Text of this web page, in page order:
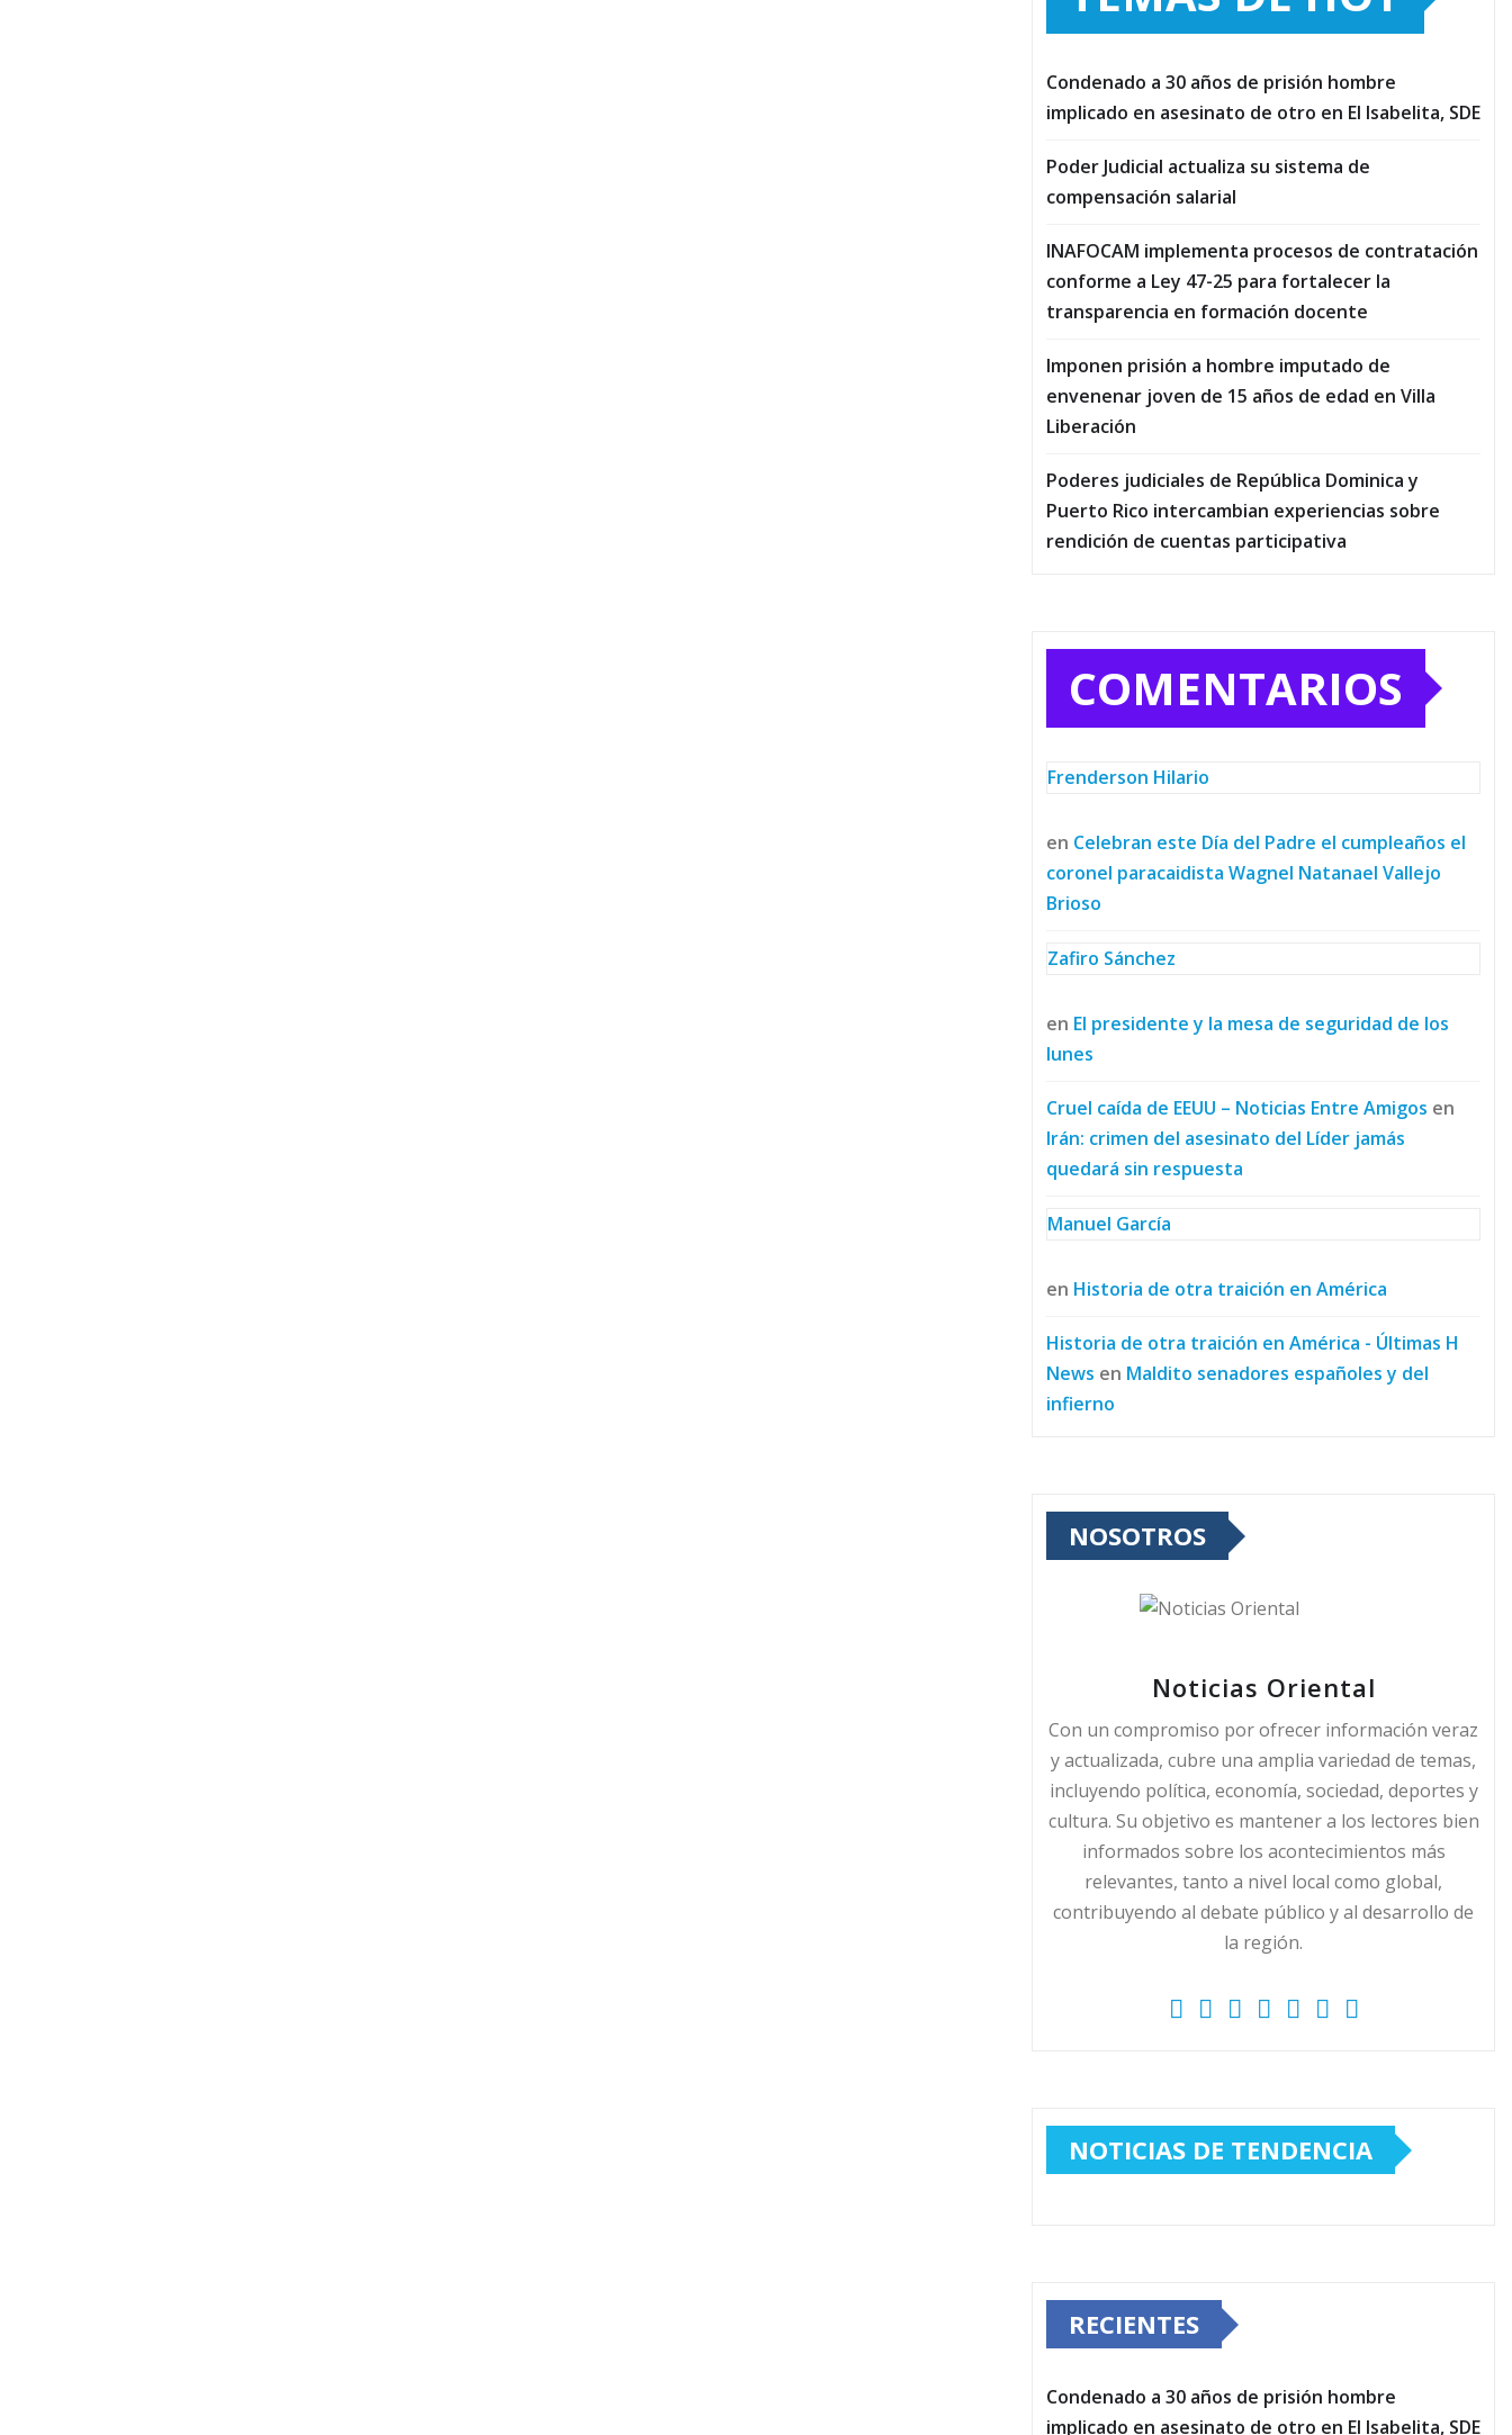
Condenado a 30 años de prisión hombre
implicado en asesinato de otro en El Isabelita, SDE
Poder Judicial actualiza su sistema de
compensación salarial
INAFOCAM implementa procesos de contratación
conforme a Ley 47-25 para fortalecer la
transparencia en formación docente
Imponen prisión a hombre imputado de
envenenar joven de 15 años de edad en Villa
Liberación
Poderes judiciales de República Dominica y
Puerto Rico intercambian experiencias sobre
rendición de cuentas participativa
COMENTARIOS
Frenderson Hilario
en Celebran este Día del Padre el cumpleaños el
coronel paracaidista Wagnel Natanael Vallejo
Brioso
Zafiro Sánchez
en El presidente y la mesa de seguridad de los
lunes
Cruel caída de EEUU – Noticias Entre Amigos en
Irán: crimen del asesinato del Líder jamás
quedará sin respuesta
Manuel García
en Historia de otra traición en América
Historia de otra traición en América - Últimas H
News en Maldito senadores españoles y del
infierno
NOSOTROS
Noticias Oriental
Con un compromiso por ofrecer información veraz
y actualizada, cubre una amplia variedad de temas,
incluyendo política, economía, sociedad, deportes y
cultura. Su objetivo es mantener a los lectores bien
informados sobre los acontecimientos más
relevantes, tanto a nivel local como global,
contribuyendo al debate público y al desarrollo de
la región.
NOTICIAS DE TENDENCIA
RECIENTES
Condenado a 30 años de prisión hombre
implicado en asesinato de otro en El Isabelita, SDE